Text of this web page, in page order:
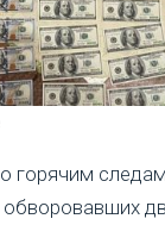
горячим